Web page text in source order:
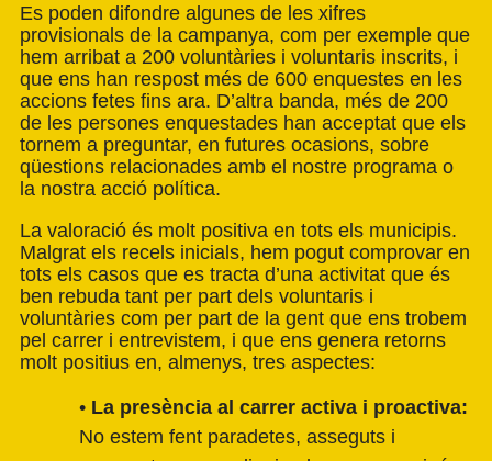
Es poden difondre algunes de les xifres
provisionals de la campanya, com per exemple que
hem arribat a 200 voluntàries i voluntaris inscrits, i
que ens han respost més de 600 enquestes en les
accions fetes fins ara. D’altra banda, més de 200
de les persones enquestades han acceptat que els
tornem a preguntar, en futures ocasions, sobre
qüestions relacionades amb el nostre programa o
la nostra acció política.
La valoració és molt positiva en tots els municipis.
Malgrat els recels inicials, hem pogut comprovar en
tots els casos que es tracta d’una activitat que és
ben rebuda tant per part dels voluntaris i
voluntàries com per part de la gent que ens trobem
pel carrer i entrevistem, i que ens genera retorns
molt positius en, almenys, tres aspectes:
• La presència al carrer activa i proactiva:
No estem fent paradetes, asseguts i